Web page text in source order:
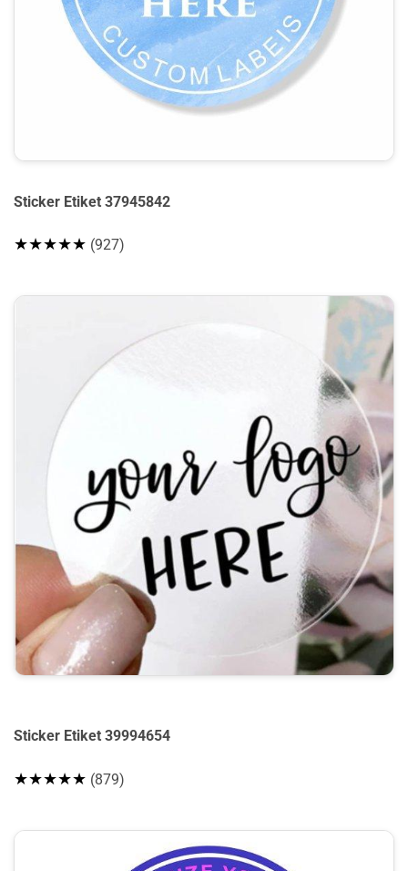
Sticker Etiket 37945842
★★★★★ (927)
Sticker Etiket 39994654
★★★★★ (879)